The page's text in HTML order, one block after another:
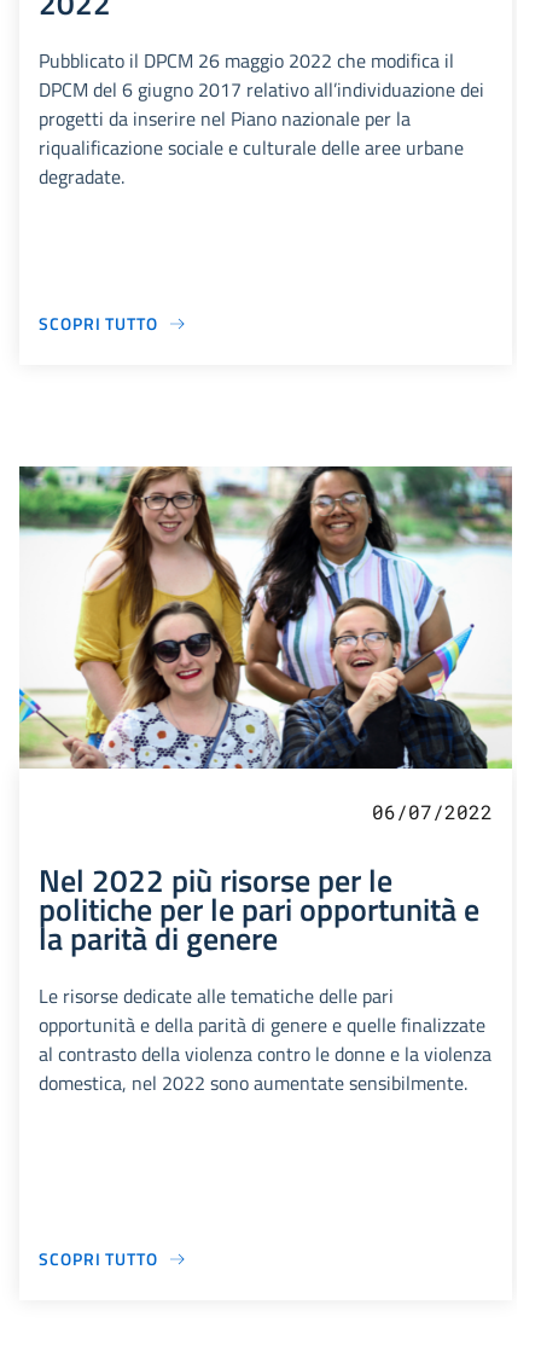
Pubblicato il DPCM 26 maggio 2022 che modifica il
DPCM del 6 giugno 2017 relativo all’individuazione dei
progetti da inserire nel Piano nazionale per la
riqualificazione sociale e culturale delle aree urbane
degradate.
SCOPRI TUTTO
06/07/2022
Nel 2022 più risorse per le
politiche per le pari opportunità e
la parità di genere
Le risorse dedicate alle tematiche delle pari
opportunità e della parità di genere e quelle finalizzate
al contrasto della violenza contro le donne e la violenza
domestica, nel 2022 sono aumentate sensibilmente.
SCOPRI TUTTO